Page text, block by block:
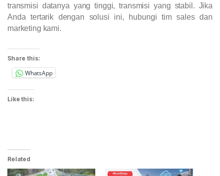
transmisi datanya yang tinggi, transmisi yang stabil. Jika
Anda tertarik dengan solusi ini, hubungi tim sales dan
marketing kami.
Share this:
WhatsApp
Like this:
Related